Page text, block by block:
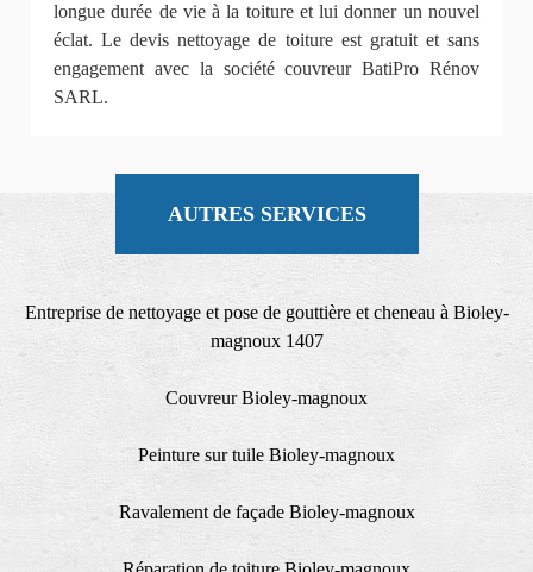
longue durée de vie à la toiture et lui donner un nouvel
éclat. Le devis nettoyage de toiture est gratuit et sans
engagement avec la société couvreur BatiPro Rénov
SARL.
AUTRES SERVICES
Entreprise de nettoyage et pose de gouttière et cheneau à Bioley-
magnoux 1407
Couvreur Bioley-magnoux
Peinture sur tuile Bioley-magnoux
Ravalement de façade Bioley-magnoux